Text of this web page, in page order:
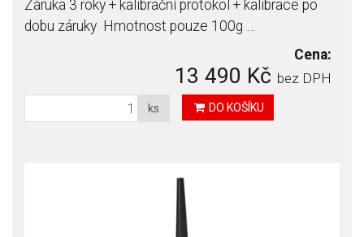
Záruka 3 roky + kalibrační protokol + kalibrace po
dobu záruky Hmotnost pouze 100g …
Cena:
13 490 Kč bez DPH
ks DO KOŠÍKU